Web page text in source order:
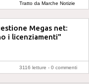
Tratto da Marche Notizie
Megas net:
i licenziamenti"
3116 letture - 0 commenti